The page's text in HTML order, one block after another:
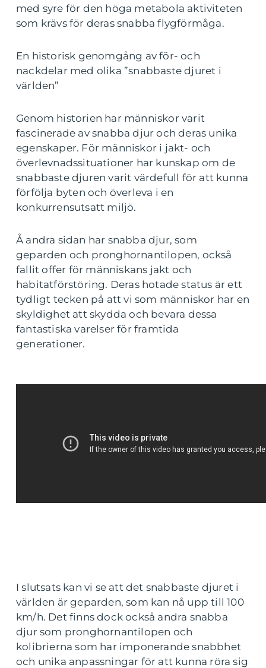
med syre för den höga metabola aktiviteten
som krävs för deras snabba flygförmåga.
En historisk genomgång av för- och
nackdelar med olika ”snabbaste djuret i
världen”
Genom historien har människor varit
fascinerade av snabba djur och deras unika
egenskaper. För människor i jakt- och
överlevnadssituationer har kunskap om de
snabbaste djuren varit värdefull för att kunna
förfölja byten och överleva i en
konkurrensutsatt miljö.
Å andra sidan har snabba djur, som
geparden och pronghornantilopen, också
fallit offer för människans jakt och
habitatförstöring. Deras hotade status är ett
tydligt tecken på att vi som människor har en
skyldighet att skydda och bevara dessa
fantastiska varelser för framtida
generationer.
I slutsats kan vi se att det snabbaste djuret i
världen är geparden, som kan nå upp till 100
km/h. Det finns dock också andra snabba
djur som pronghornantilopen och
kolibrierna som har imponerande snabbhet
och unika anpassningar för att kunna röra sig